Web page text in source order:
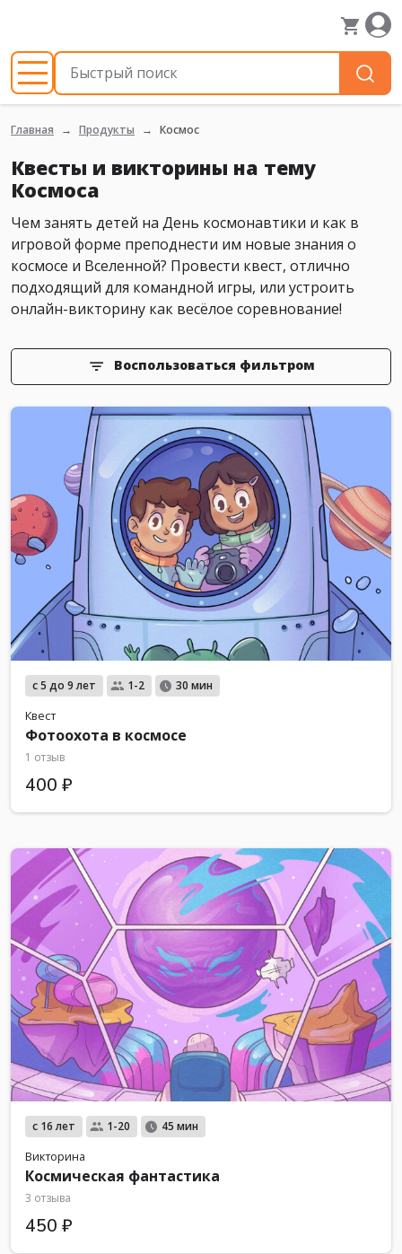
Главная Продукты Космос
Квесты и викторины на тему
Космоса
Чем занять детей на День космонавтики и как в
игровой форме преподнести им новые знания о
космосе и Вселенной? Провести квест, отлично
подходящий для командной игры, или устроить
онлайн-викторину как весёлое соревнование!
Воспользоваться фильтром
с 5 до 9 лет 1-2 30 мин
Квест
Фотоохота в космосе
1 отзыв
400 ₽
с 16 лет 1-20 45 мин
Викторина
Космическая фантастика
3 отзыва
450 ₽